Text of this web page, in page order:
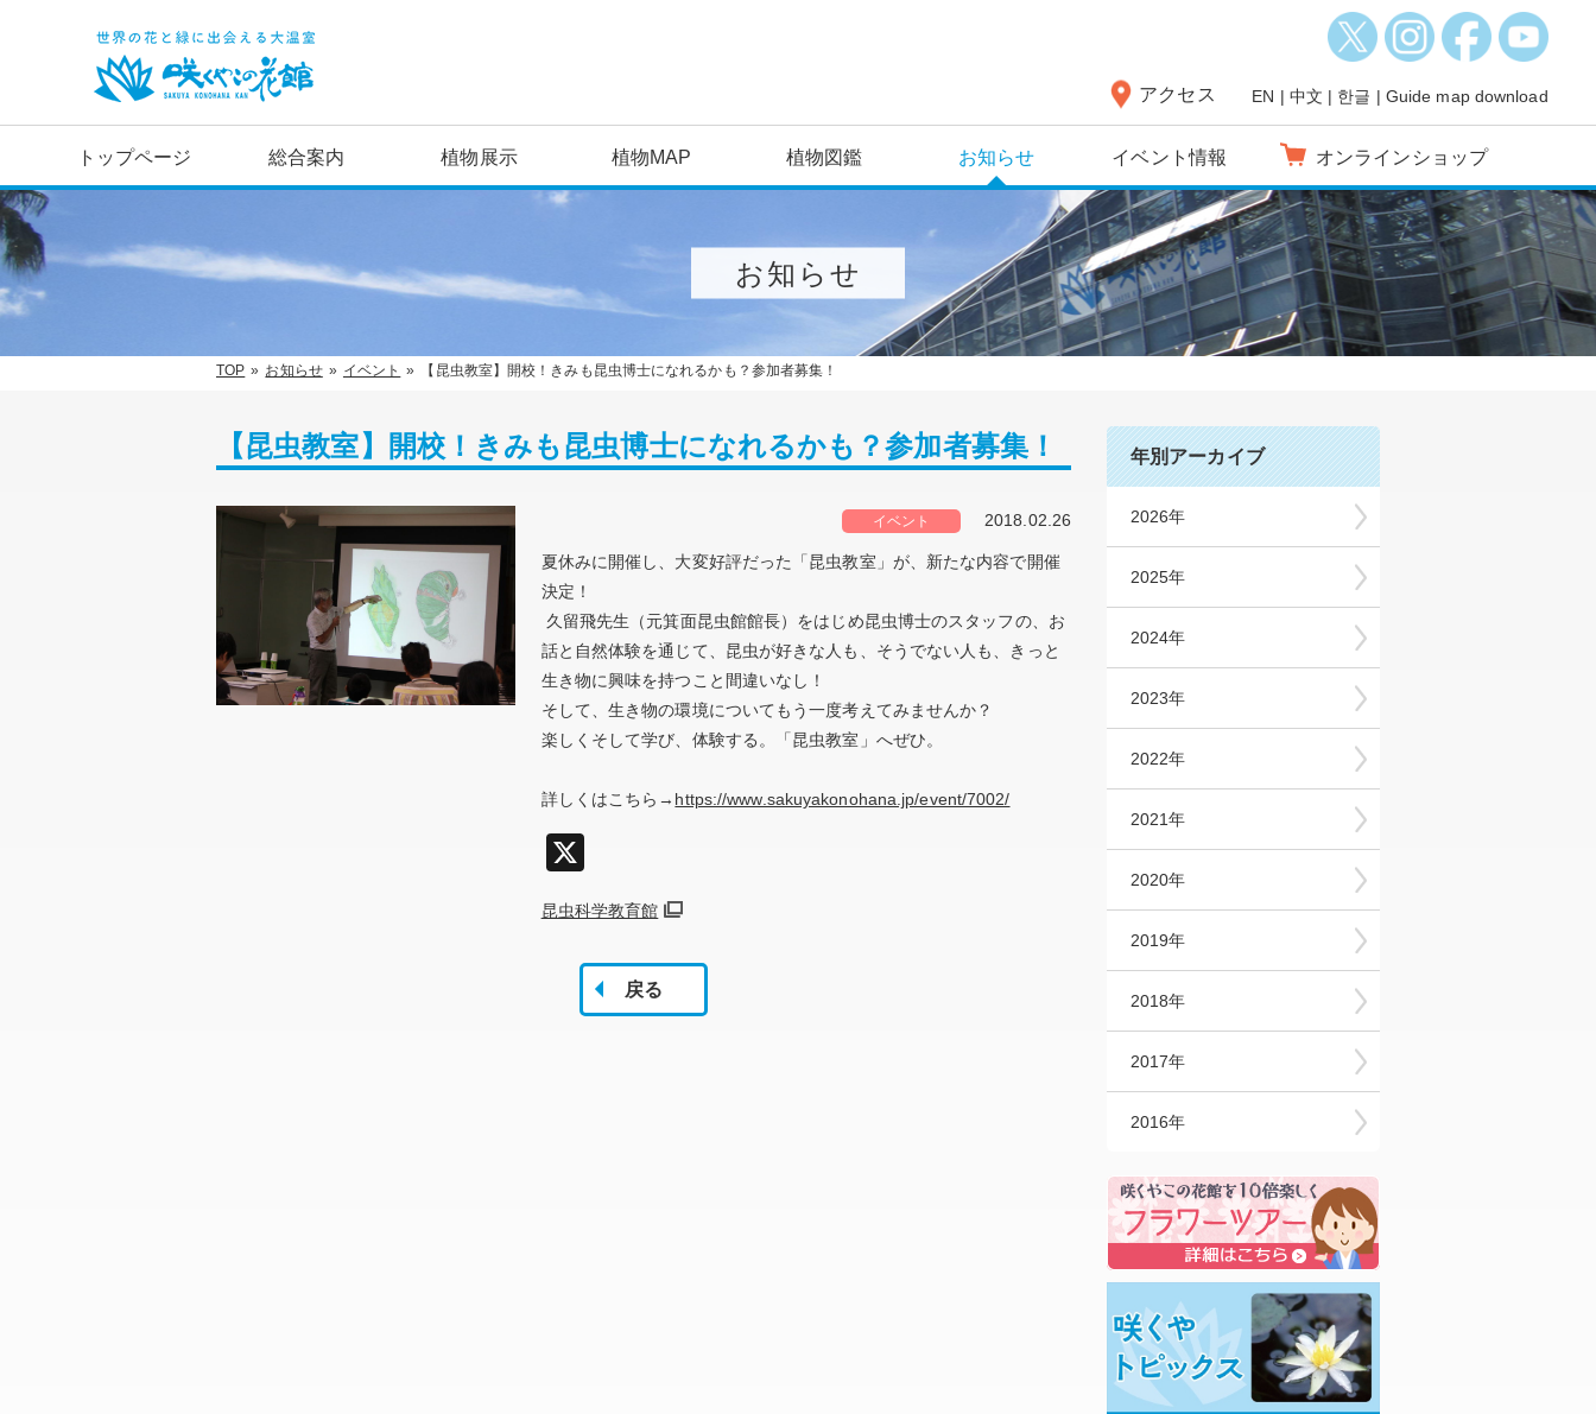
アクセス EN | 中文 | 한글 | Guide map download
トップページ 総合案内 植物展示 植物MAP 植物図鑑 お知らせ イベント情報 オンラインショップ
お知らせ
TOP お知らせ イベント 【昆虫教室】開校！きみも昆虫博士になれるかも？参加者募集！
【昆虫教室】開校！きみも昆虫博士になれるかも？参加者募集！
イベント 2018.02.26
夏休みに開催し、大変好評だった「昆虫教室」が、新たな内容で開催
決定！
久留飛先生（元箕面昆虫館館長）をはじめ昆虫博士のスタッフの、お
話と自然体験を通じて、昆虫が好きな人も、そうでない人も、きっと
生き物に興味を持つこと間違いなし！
そして、生き物の環境についてもう一度考えてみませんか？
楽しくそして学び、体験する。「昆虫教室」へぜひ。
詳しくはこちら→ https://www.sakuyakonohana.jp/event/7002/
昆虫科学教育館
戻る
年別アーカイブ
2026年
2025年
2024年
2023年
2022年
2021年
2020年
2019年
2018年
2017年
2016年